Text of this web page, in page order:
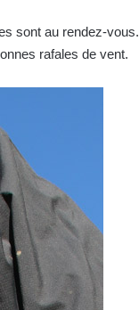
sont au rendez-vous.
rafales de vent.